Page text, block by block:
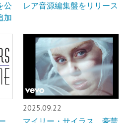
公
加
レア音源編集盤をリリース
2025.09.22
マイリー・サイラス、豪華